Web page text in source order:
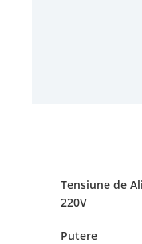
Tensiune de
220V
Putere